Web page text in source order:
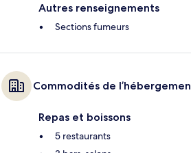
Autres renseignements
Sections fumeurs
Commodités de
Repas et boissons
5 restaurants